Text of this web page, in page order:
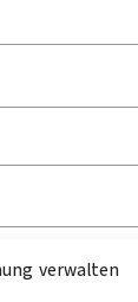
verwalten